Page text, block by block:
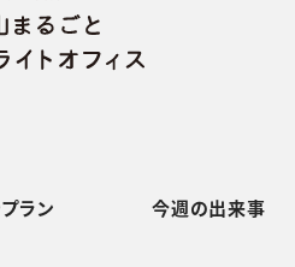
ラン 今週の出来事